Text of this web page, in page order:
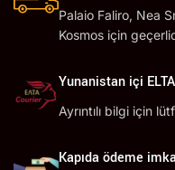
Palaio Faliro, Nea
Kosmos için
Yunanistan içi
Ayrıntılı bilgi için
Kapıda ödeme